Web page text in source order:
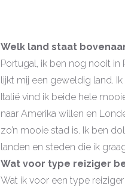
Welk land staat
Portugal, ik ben nog nooit
lijkt mij een geweldig land.
Italië vind ik beide hele
naar Amerika willen en
zo’n mooie stad is. Ik ben
landen en steden die ik
Wat voor type reiziger
Wat ik voor een type